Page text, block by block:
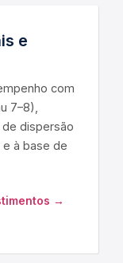
e
com
7–8),
dispersão
à base de
→